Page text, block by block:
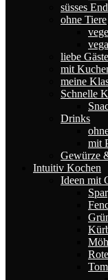
süsses
ohne Tiere
liebe Gäste
mit
meine
Schnelle
Drinks
mit
Gewürze
Intuitiv Kochen
Ideen mit